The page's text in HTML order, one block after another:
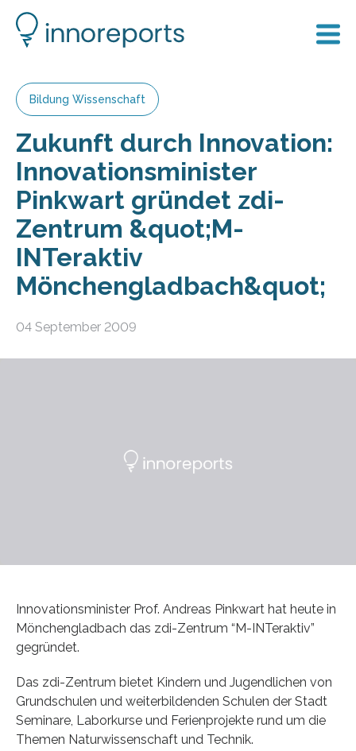
Bildung Wissenschaft
Zukunft durch Innovation:
Innovationsminister
Pinkwart gründet zdi-
Zentrum &quot;M-
INTeraktiv
Mönchengladbach&quot;
04 September 2009
Innovationsminister Prof. Andreas Pinkwart hat heute in
Mönchengladbach das zdi-Zentrum “M-INTeraktiv”
gegründet.
Das zdi-Zentrum bietet Kindern und Jugendlichen von
Grundschulen und weiterbildenden Schulen der Stadt
Seminare, Laborkurse und Ferienprojekte rund um die
Themen Naturwissenschaft und Technik.